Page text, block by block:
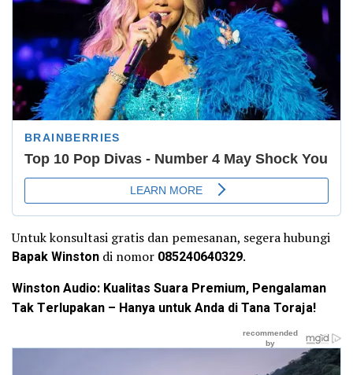
Untuk konsultasi gratis dan pemesanan, segera hubungi
Bapak Winston di nomor 085240640329.
Winston Audio: Kualitas Suara Premium, Pengalaman
Tak Terlupakan – Hanya untuk Anda di Tana Toraja!